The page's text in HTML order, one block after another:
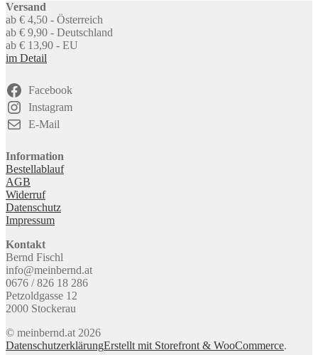
Versand
ab € 4,50 - Österreich
ab € 9,90 - Deutschland
ab € 13,90 - EU
im Detail
Facebook
Instagram
E-Mail
Information
Bestellablauf
AGB
Widerruf
Datenschutz
Impressum
Kontakt
Bernd Fischl
info@meinbernd.at
0676 / 826 18 286
Petzoldgasse 12
2000 Stockerau
© meinbernd.at 2026
DatenschutzerklärungErstellt mit Storefront & WooCommerce.